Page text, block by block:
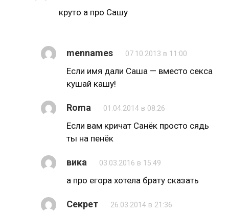
круто а про Сашу
mennames 07.10.2013 в 11:00
Если имя дали Саша — вместо секса
кушай кашу!
Roma 01.04.2014 в 08:26
Если вам кричат Санёк просто сядь
ты на пенёк
вика 03.03.2016 в 15:49
а про егора хотела брату сказать
Секрет 26.03.2014 в 21:36